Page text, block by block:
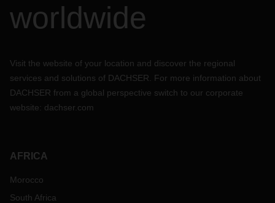
worldwide
Visit the website of your location and discover the regional
services and solutions of DACHSER. For more information about
DACHSER from a global perspective switch to our corporate
website: dachser.com
AFRICA
Morocco
South Africa